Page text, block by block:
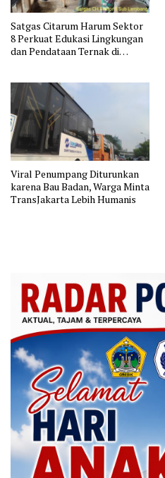
Satgas Citarum Harum Sektor
8 Perkuat Edukasi Lingkungan
dan Pendataan Ternak di
Viral Penumpang Diturunkan
karena Bau Badan, Warga Minta
TransJakarta Lebih Humanis